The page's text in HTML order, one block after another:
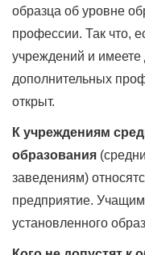
образца об уровне
профессии. Так что,
учреждений и имеете
дополнительных
открыт.
К учреждениям
образования
заведениям)
предприятие.
установленного